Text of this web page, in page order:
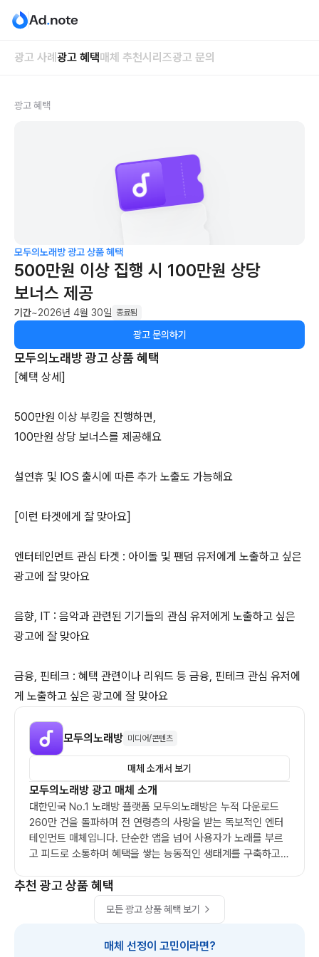
광고 사례 광고 혜택매체 추천시리즈광고 문의
광고 혜택
모두의노래방광고 상품 혜택
500만원 이상 집행 시 100만원 상당
보너스 제공
기간~2026년 4월 30일 종료됨
광고 문의하기
모두의노래방 광고 상품 혜택
[혜택 상세]
500만원 이상 부킹을 진행하면,
100만원 상당 보너스를 제공해요
설연휴 및 IOS 출시에 따른 추가 노출도 가능해요
[이런 타겟에게 잘 맞아요]
엔터테인먼트 관심 타겟 : 아이돌 및 팬덤 유저에게 노출하고 싶은
광고에 잘 맞아요
음향, IT : 음악과 관련된 기기들의 관심 유저에게 노출하고 싶은
광고에 잘 맞아요
금융, 핀테크 : 혜택 관련이나 리워드 등 금융, 핀테크 관심 유저에
게 노출하고 싶은 광고에 잘 맞아요
모두의노래방 미디어/콘텐츠
매체 소개서 보기
모두의노래방 광고 매체 소개
대한민국 No.1 노래방 플랫폼 모두의노래방은 누적 다운로드
260만 건을 돌파하며 전 연령층의 사랑을 받는 독보적인 엔터
테인먼트 매체입니다. 단순한 앱을 넘어 사용자가 노래를 부르
고 피드로 소통하며 혜택을 쌓는 능동적인 생태계를 구축하고
✨ 서비스 핵심 강점
저의 시선이 머무는 고농도 지면을 보유하고 있습니다.
추천 광고 상품 혜택
모든 광고 상품 혜택 보기
매체 선정이 고민이라면?